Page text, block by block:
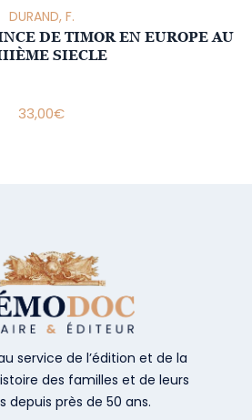
DURAND, F.
DE TIMOR EN EUROPE AU
SIECLE
33,00€
service de l’édition et de la
des familles et de leurs
depuis près de 50 ans.